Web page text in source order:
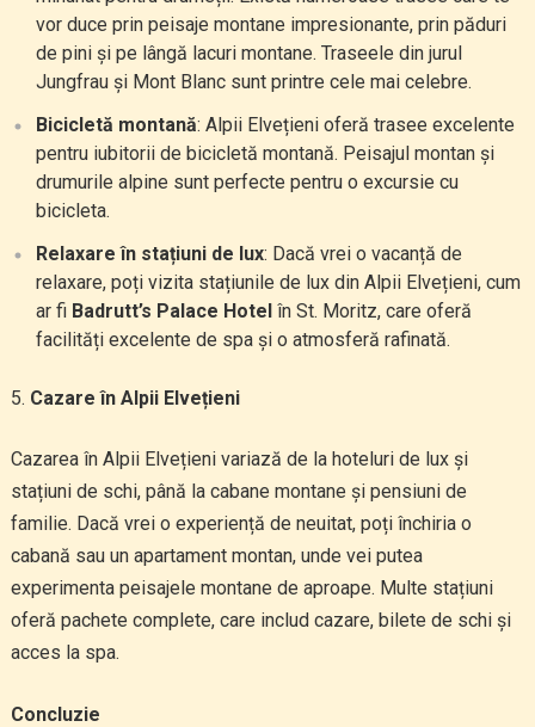
vor duce prin peisaje montane impresionante, prin păduri
de pini și pe lângă lacuri montane. Traseele din jurul
Jungfrau și Mont Blanc sunt printre cele mai celebre.
Bicicletă montană: Alpii Elvețieni oferă trasee excelente
pentru iubitorii de bicicletă montană. Peisajul montan și
drumurile alpine sunt perfecte pentru o excursie cu
bicicleta.
Relaxare în stațiuni de lux: Dacă vrei o vacanță de
relaxare, poți vizita stațiunile de lux din Alpii Elvețieni, cum
ar fi Badrutt’s Palace Hotelîn St. Moritz, care oferă
facilități excelente de spa și o atmosferă rafinată.
Cazare în Alpii Elvețieni
Cazarea în Alpii Elvețieni variază de la hoteluri de lux și
stațiuni de schi, până la cabane montane și pensiuni de
familie. Dacă vrei o experiență de neuitat, poți închiria o
cabană sau un apartament montan, unde vei putea
experimenta peisajele montane de aproape. Multe stațiuni
oferă pachete complete, care includ cazare, bilete de schi și
acces la spa.
Concluzie